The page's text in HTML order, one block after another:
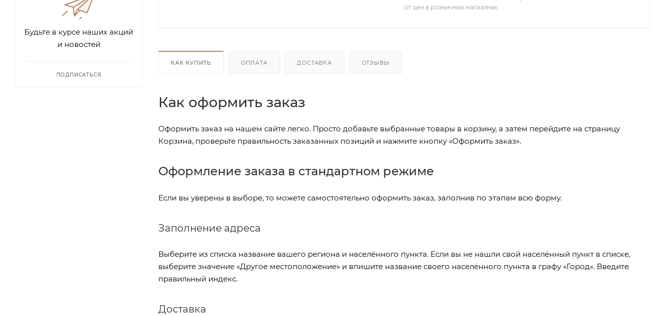
от цен в розничных магазинах
КАК КУПИТЬ ОПЛАТА ДОСТАВКА ОТЗЫВЫ
Как оформить заказ
Оформить заказ на нашем сайте легко. Просто добавьте выбранные товары в корзину, а затем перейдите на страницу
Корзина, проверьте правильность заказанных позиций и нажмите кнопку «Оформить заказ».
Оформление заказа в стандартном режиме
Если вы уверены в выборе, то можете самостоятельно оформить заказ, заполнив по этапам всю форму.
Заполнение адреса
Выберите из списка название вашего региона и населённого пункта. Если вы не нашли свой населённый пункт в списке,
выберите значение «Другое местоположение» и впишите название своего населённого пункта в графу «Город». Введите
правильный индекс.
Доставка
Будьте в курсе наших акций
и новостей
ПОДПИСАТЬСЯ